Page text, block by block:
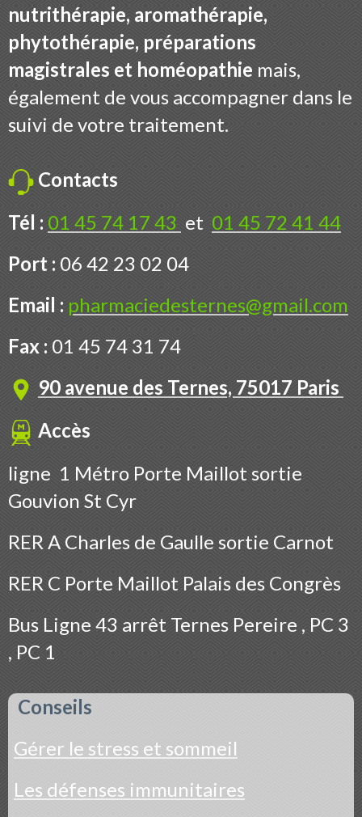
nutrithérapie, aromathérapie,
phytothérapie, préparations
magistrales et homéopathie mais,
également de vous accompagner dans le
suivi de votre traitement.
Contacts
Tél : 01 45 74 17 43 et 01 45 72 41 44
Port : 06 42 23 02 04
Email : pharmaciedesternes@gmail.com
Fax : 01 45 74 31 74
90 avenue des Ternes, 75017 Paris
Accès
ligne 1 Métro Porte Maillot sortie
Gouvion St Cyr
RER A Charles de Gaulle sortie Carnot
RER C Porte Maillot Palais des Congrès
Bus Ligne 43 arrêt Ternes Pereire , PC 3
, PC 1
Conseils
Gérer le stress et sommeil
Les défenses immunitaires